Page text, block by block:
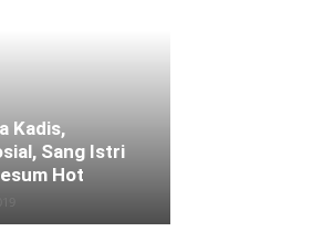
Kadis,
Sang Istri
Hot